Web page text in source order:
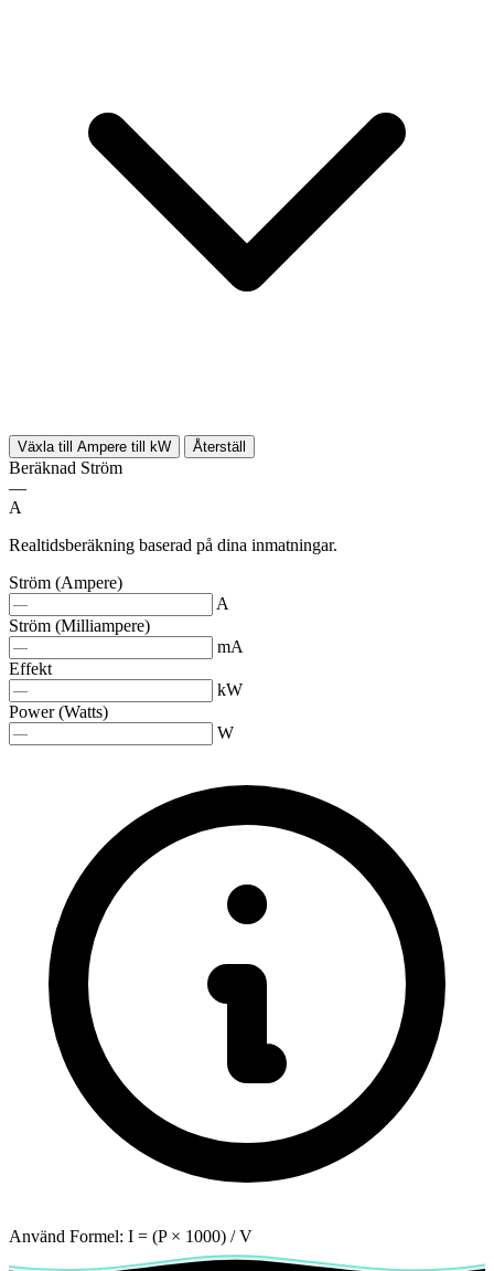
Växla till Ampere till kW Återställ
Beräknad Ström
—
A
Realtidsberäkning baserad på dina inmatningar.
Ström (Ampere)
A
Ström (Milliampere)
mA
Effekt
kW
Power (Watts)
W
Använd Formel: I = (P × 1000) / V